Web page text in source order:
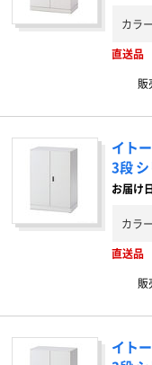
カラ
直送品
販
イト
3段
お届け
カラ
直送品
販
イト